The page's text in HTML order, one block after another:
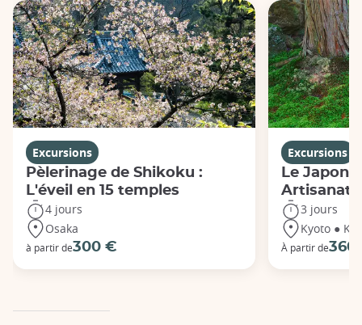
Excursions
Pèlerinage de Shikoku :
L'éveil en 15 temples
4 jours
Osaka
à partir de300 €
Excursions
Le Japon
Artisanat
3 jours
Kyoto ●
À partir de360